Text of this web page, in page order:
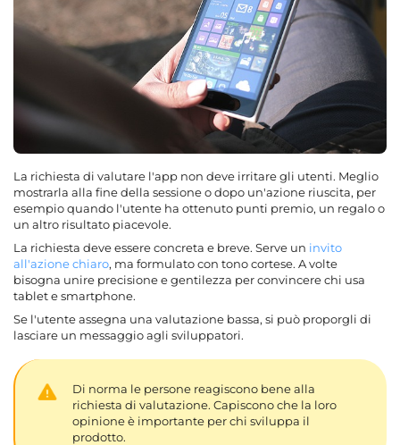
La richiesta di valutare l'app non deve irritare gli utenti. Meglio
mostrarla alla fine della sessione o dopo un'azione riuscita, per
esempio quando l'utente ha ottenuto punti premio, un regalo o
un altro risultato piacevole.
La richiesta deve essere concreta e breve. Serve un invito
all'azione chiaro, ma formulato con tono cortese. A volte
bisogna unire precisione e gentilezza per convincere chi usa
tablet e smartphone.
Se l'utente assegna una valutazione bassa, si può proporgli di
lasciare un messaggio agli sviluppatori.
Di norma le persone reagiscono bene alla
richiesta di valutazione. Capiscono che la loro
opinione è importante per chi sviluppa il
prodotto.